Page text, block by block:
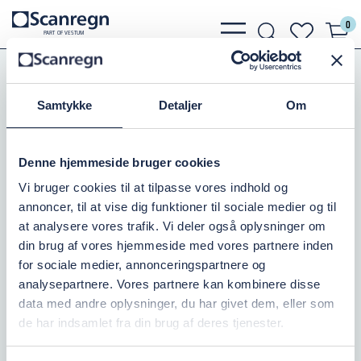
Samtykke Detaljer Om
Denne hjemmeside bruger cookies
Vi bruger cookies til at tilpasse vores indhold og
annoncer, til at vise dig funktioner til sociale medier og til
at analysere vores trafik. Vi deler også oplysninger om
din brug af vores hjemmeside med vores partnere inden
for sociale medier, annonceringspartnere og
analysepartnere. Vores partnere kan kombinere disse
data med andre oplysninger, du har givet dem, eller som
de har indsamlet fra din brug af deres tjenester.
PARTOF VESTUM
bars
light
search
light
heart 0
Slanger, Spændebånd Udsugningsslanger
PUR SUPERFLEX PU-LR, Ø140
Varenr.:505250340
Kontakt os
0,00 DKK inkl. moms
Læg i kurv